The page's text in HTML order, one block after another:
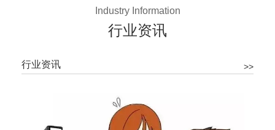
Industry Information
行业资讯
>>
行业资讯